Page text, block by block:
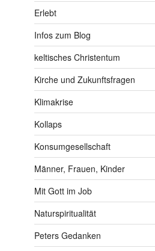
Erlebt
Infos zum Blog
keltisches Christentum
Kirche und Zukunftsfragen
Klimakrise
Kollaps
Konsumgesellschaft
Männer, Frauen, Kinder
Mit Gott im Job
Naturspiritualität
Peters Gedanken